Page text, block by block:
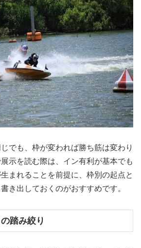
でも、枠が変われば勝ち筋は変わり
示を読む際は、イン有利が基本でも
まれることを前提に、枠別の起点と
き出しておくのがおすすめです。
踏み絞り